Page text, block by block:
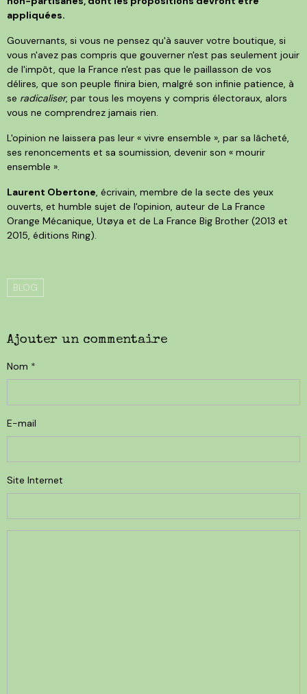
appliquées.
Gouvernants, si vous ne pensez qu'à sauver votre boutique, si
vous n'avez pas compris que gouverner n'est pas seulement jouir
de l'impôt, que la France n'est pas que le paillasson de vos
délires, que son peuple finira bien, malgré son infinie patience, à
se radicaliser, par tous les moyens y compris électoraux, alors
vous ne comprendrez jamais rien.
L'opinion ne laissera pas leur « vivre ensemble », par sa lâcheté,
ses renoncements et sa soumission, devenir son « mourir
ensemble ».
Laurent Obertone , écrivain, membre de la secte des yeux
ouverts, et humble sujet de l'opinion, auteur de La France
Orange Mécanique, Utøya et de La France Big Brother (2013 et
2015, éditions Ring).
BLOG
Ajouter un commentaire
Nom
E-mail
Site Internet